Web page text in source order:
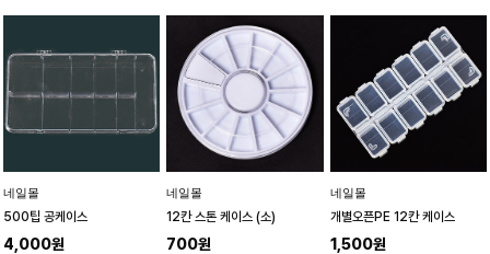
네일몰
500팁 공케이스
4,000원
네일몰
12칸 스톤 케이스 (소)
700원
네일몰
개별오픈PE 12칸 케이스
1,500원